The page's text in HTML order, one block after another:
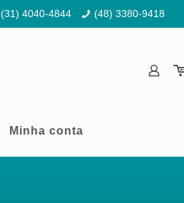
(31) 4040-4844 (48) 3380-9418
Minha conta